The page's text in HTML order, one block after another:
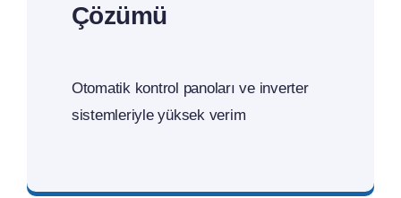
Çözümü
Otomatik kontrol panoları ve inverter
sistemleriyle yüksek verim